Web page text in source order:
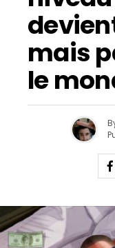
mais
le